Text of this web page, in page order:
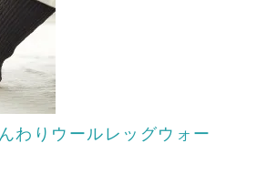
わりウールレッグウォー